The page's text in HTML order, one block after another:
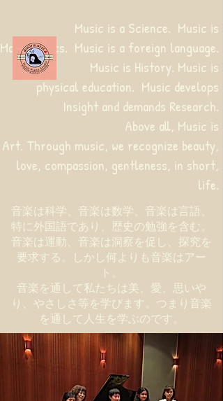
音楽は科学、音楽は数学、音楽は言語、
特に外国語であり、歴史の勉強を含む。
音楽は運動、音楽は洞察を促し、探究を
要求する。しかし何よりも音楽はアー
ト。
音楽を通して私たちは美、愛、思いや
り、やさしさ等を学びます。つまり音楽
を通して人生を学ぶのです。
Music is a Science. Music is
Mathematics. Music is a foreign language.
Music is History. Music is
physical education. Music develops
Insight and demands Research.
Above all, Music is
Art. Through music, we recognize beauty,
love, compassion, gentleness, in short,
life.